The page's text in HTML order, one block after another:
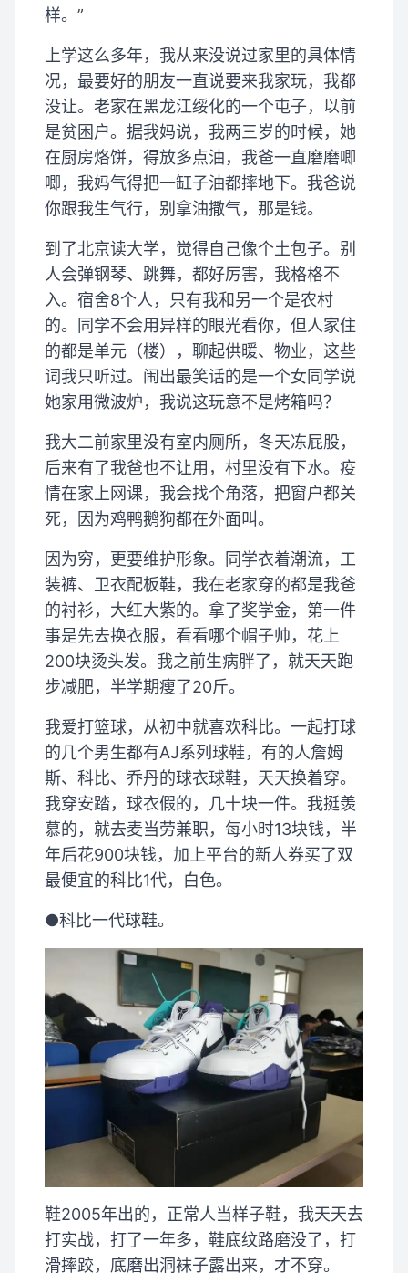
样。”
上学这么多年，我从来没说过家里的具体情
况，最要好的朋友一直说要来我家玩，我都
没让。老家在黑龙江绥化的一个屯子，以前
是贫困户。据我妈说，我两三岁的时候，她
在厨房烙饼，得放多点油，我爸一直磨磨唧
唧，我妈气得把一缸子油都摔地下。我爸说
你跟我生气行，别拿油撒气，那是钱。
到了北京读大学，觉得自己像个土包子。别
人会弹钢琴、跳舞，都好厉害，我格格不
入。宿舍8个人，只有我和另一个是农村
的。同学不会用异样的眼光看你，但人家住
的都是单元（楼），聊起供暖、物业，这些
词我只听过。闹出最笑话的是一个女同学说
她家用微波炉，我说这玩意不是烤箱吗？
我大二前家里没有室内厕所，冬天冻屁股，
后来有了我爸也不让用，村里没有下水。疫
情在家上网课，我会找个角落，把窗户都关
死，因为鸡鸭鹅狗都在外面叫。
因为穷，更要维护形象。同学衣着潮流，工
装裤、卫衣配板鞋，我在老家穿的都是我爸
的衬衫，大红大紫的。拿了奖学金，第一件
事是先去换衣服，看看哪个帽子帅，花上
200块烫头发。我之前生病胖了，就天天跑
步减肥，半学期瘦了20斤。
我爱打篮球，从初中就喜欢科比。一起打球
的几个男生都有AJ系列球鞋，有的人詹姆
斯、科比、乔丹的球衣球鞋，天天换着穿。
我穿安踏，球衣假的，几十块一件。我挺羡
慕的，就去麦当劳兼职，每小时13块钱，半
年后花900块钱，加上平台的新人券买了双
最便宜的科比1代，白色。
●科比一代球鞋。
鞋2005年出的，正常人当样子鞋，我天天去
打实战，打了一年多，鞋底纹路磨没了，打
滑摔跤，底磨出洞袜子露出来，才不穿。